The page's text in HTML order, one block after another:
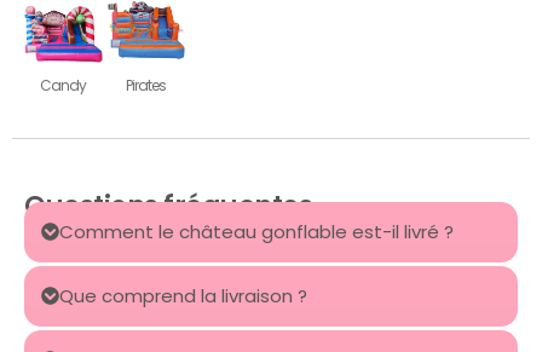
Candy Pirates
Questions fréquentes
Comment le château gonflable est-il livré ?
Que comprend la livraison ?